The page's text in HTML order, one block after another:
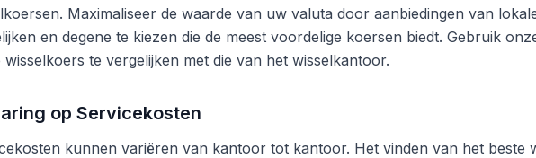
Maximaliseer de waarde van uw valuta door aanbiedingen van
en degene te kiezen die de meest voordelige koersen biedt. Gebruik
wisselkoers te vergelijken met die van het wisselkantoor.
op Servicekosten
kunnen variëren van kantoor tot kantoor. Het vinden van het beste